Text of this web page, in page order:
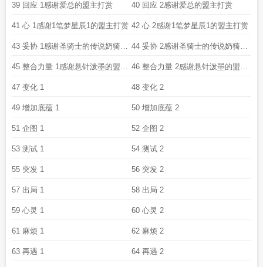
39 回应 1感谢爱总的盟主打赏 40 回应 2感谢爱总的盟主打赏
41 心 1感谢1笔梦星辰1的盟主打赏 42 心 2感谢1笔梦星辰1的盟主打赏
43 妥协 1感谢圣骑士的传说奶骑的
盟主•ᴗ•
44 妥协 2感谢圣骑士的传说奶骑的
盟主•ᴗ•
45 整合力量 1感谢悬针泼墨的盟主
打赏
46 整合力量 2感谢悬针泼墨的盟主
打赏
47 变化 1 48 变化 2
49 增加底蕴 1 50 增加底蕴 2
51 企图 1 52 企图 2
53 测试 1 54 测试 2
55 突发 1 56 突发 2
57 出局 1 58 出局 2
59 心灵 1 60 心灵 2
61 麻烦 1 62 麻烦 2
63 再遇 1 64 再遇 2